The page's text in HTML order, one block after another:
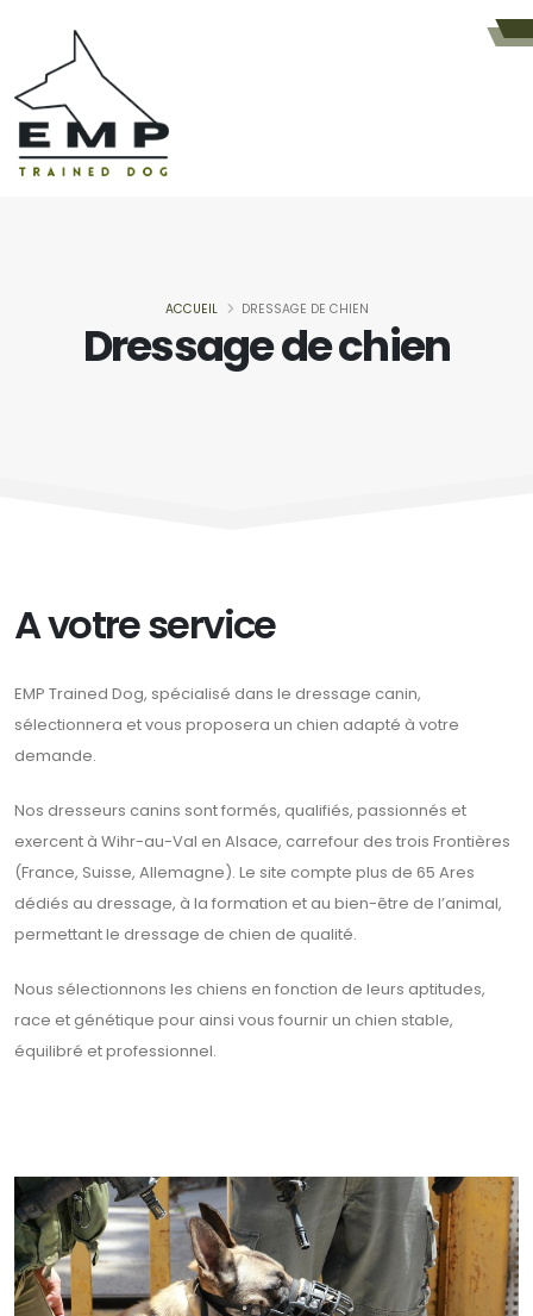
Dressage de chien
ACCUEIL DRESSAGE DE CHIEN
A votre service
EMP Trained Dog, spécialisé dans le dressage canin,
sélectionnera et vous proposera un chien adapté à votre
demande.
Nos dresseurs canins sont formés, qualifiés, passionnés et
exercent à Wihr-au-Val en Alsace, carrefour des trois Frontières
(France, Suisse, Allemagne). Le site compte plus de 65 Ares
dédiés au dressage, à la formation et au bien-être de l’animal,
permettant le dressage de chien de qualité.
Nous sélectionnons les chiens en fonction de leurs aptitudes,
race et génétique pour ainsi vous fournir un chien stable,
équilibré et professionnel.